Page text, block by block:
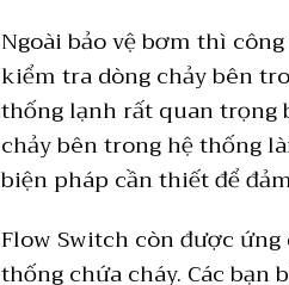
Ngoài bảo vệ bơm thì
kiểm tra dòng chảy bên
thống lạnh rất quan trọng
chảy bên trong hệ thống
biện pháp cần thiết để
Flow Switch còn được
thống chứa cháy. Các